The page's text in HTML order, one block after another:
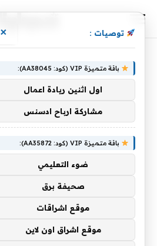
توصيات : ×
باقة متميزة VIP (كود: AA38045):
اول اثنين ريادة اعمال
مشاركة ارباح ادسنس
باقة متميزة VIP (كود: AA35872):
ضوء التعليمي
صحيفة برق
موقع اشراقات
موقع اشراق اون لاين